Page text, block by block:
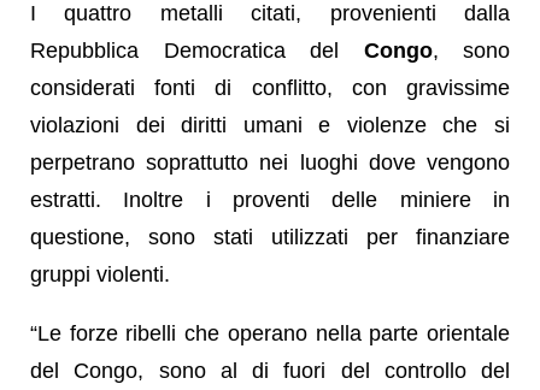
I quattro metalli citati, provenienti dalla
Repubblica Democratica del Congo, sono
considerati fonti di conflitto, con gravissime
violazioni dei diritti umani e violenze che si
perpetrano soprattutto nei luoghi dove vengono
estratti. Inoltre i proventi delle miniere in
questione, sono stati utilizzati per finanziare
gruppi violenti.
“Le forze ribelli che operano nella parte orientale
del Congo, sono al di fuori del controllo del